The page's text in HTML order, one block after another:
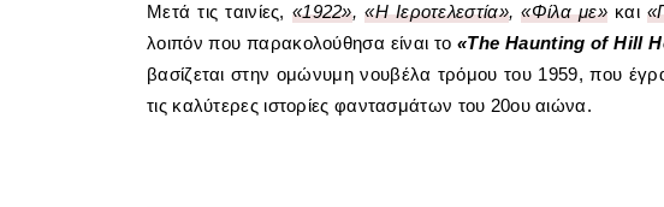
Μετά τις ταινίες, «1922»,«Η Ιεροτελεστία»,«Φίλα με»και
λοιπόν που παρακολούθησα είναι το«The Haunting of Hill
βασίζεται στην ομώνυμη νουβέλα τρόμου του 1959, που
τις καλύτερες ιστορίες φαντασμάτων του 20ου αιώνα.